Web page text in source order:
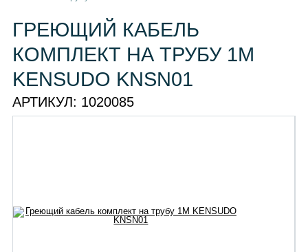
ГРЕЮЩИЙ КАБЕЛЬ
КОМПЛЕКТ НА ТРУБУ 1М
KENSUDO KNSN01
АРТИКУЛ: 1020085